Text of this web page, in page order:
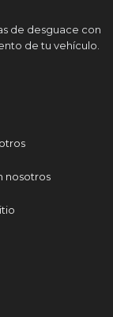
de desguace con
de tu vehículo.
nosotros